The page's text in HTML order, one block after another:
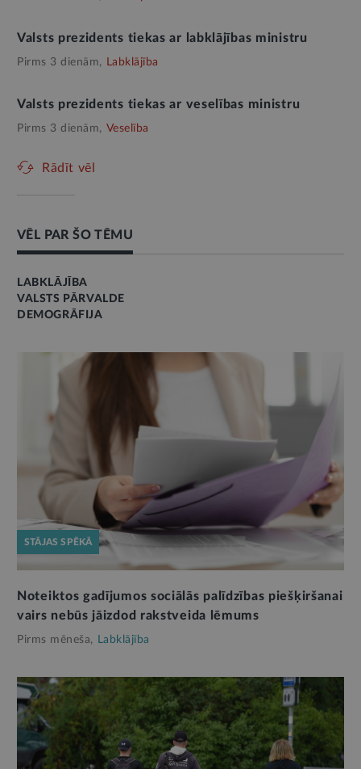
Valsts prezidents tiekas ar labklājības ministru
Pirms 3 dienām, Labklājība
Valsts prezidents tiekas ar veselības ministru
Pirms 3 dienām, Veselība
Rādīt vēl
VĒL PAR ŠO TĒMU
LABKLĀJĪBA
VALSTS PĀRVALDE
DEMOGRĀFIJA
STĀJAS SPĒKĀ
Noteiktos gadījumos sociālās palīdzības piešķiršanai
vairs nebūs jāizdod rakstveida lēmums
Pirms mēneša, Labklājība